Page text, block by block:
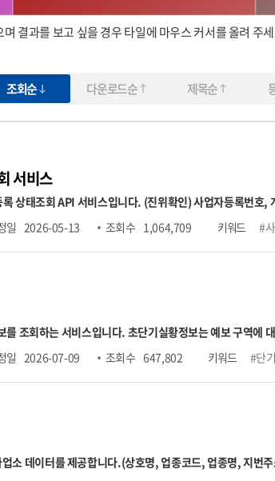
결과를 보고 싶을 경우 타일에 마우스 커서를 올려 주
조회순 다운로드순 제목순
서비스
표자명 등의 정보를 입력하여 국세청의 사업자정보와 일치하는지
폐업), 과세유형(일반, 과세, 면세), 폐업일자 정보 조회 (호출허용건수) 1회 100건, 1
조회 서비스 오픈API 개방 안내" → 오픈API 테스트 링크 ※ 국세청에 등록된 사
일 2026-05-13 조회 수 1,064,709 키워드 #
조회하는 서비스입니다. 초단기실황정보는 예보 구역에
다. 단기예보는 예보기간과 구역을 시·공간적으로 세분화하여 발표하는 예보입
위해 전국을 5km*5km 간격의 격자로 나누어 읍, 면, 동
일 2026-07-09 조회 수 647,802 키워드 #단
소 데이터를 제공합니다.(상호명, 업종코드, 업종명, 지번